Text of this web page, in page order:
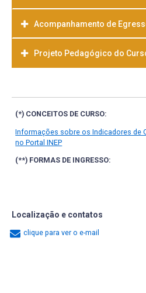
Acompanhamento de
Projeto Pedagógico do
(*) CONCEITOS DE CURSO:
Informações sobre os Indicadores de
no Portal INEP
(**) FORMAS DE INGRESSO:
Localização e contatos
clique para ver o e-mail